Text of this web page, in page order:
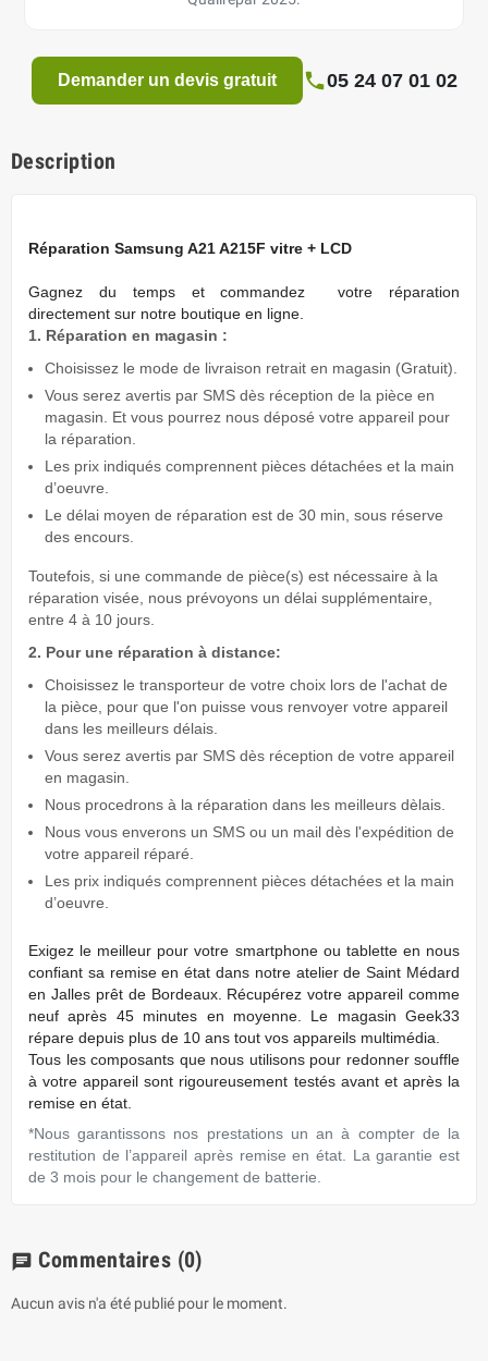
Demander un devis gratuit 05 24 07 01 02
Description
Réparation Samsung A21 A215F vitre + LCD
Gagnez du temps et commandez votre réparation
directement sur notre boutique en ligne.
1. Réparation en magasin :
Choisissez le mode de livraison retrait en magasin (Gratuit).
Vous serez avertis par SMS dès réception de la pièce en
magasin. Et vous pourrez nous déposé votre appareil pour
la réparation.
Les prix indiqués comprennent pièces détachées et la main
d’oeuvre.
Le délai moyen de réparation est de 30 min, sous réserve
des encours.
Toutefois, si une commande de pièce(s) est nécessaire à la
réparation visée, nous prévoyons un délai supplémentaire,
entre 4 à 10 jours.
2. Pour une réparation à distance:
Choisissez le transporteur de votre choix lors de l'achat de
la pièce, pour que l'on puisse vous renvoyer votre appareil
dans les meilleurs délais.
Vous serez avertis par SMS dès réception de votre appareil
en magasin.
Nous procedrons à la réparation dans les meilleurs dèlais.
Nous vous enverons un SMS ou un mail dès l'expédition de
votre appareil réparé.
Les prix indiqués comprennent pièces détachées et la main
d’oeuvre.
Exigez le meilleur pour votre smartphone ou tablette en nous
conﬁant sa remise en état dans notre atelier de Saint Médard
en Jalles prêt de Bordeaux. Récupérez votre appareil comme
neuf après 45 minutes en moyenne. Le magasin Geek33
répare depuis plus de 10 ans tout vos appareils multimédia.
Tous les composants que nous utilisons pour redonner souffle
à votre appareil sont rigoureusement testés avant et après la
remise en état.
*Nous garantissons nos prestations un an à compter de la
restitution de l’appareil après remise en état. La garantie est
de 3 mois pour le changement de batterie.
chat Commentaires (0)
Aucun avis n'a été publié pour le moment.